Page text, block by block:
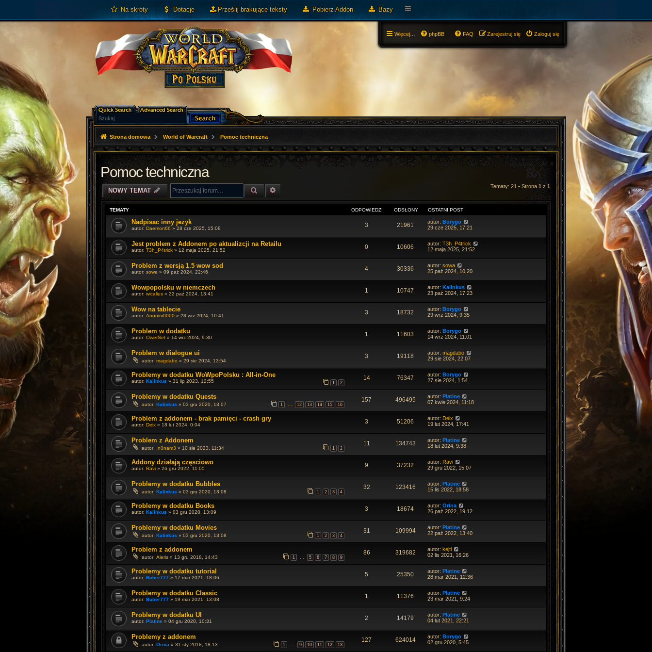
Na skróty Dotacje Prześlij brakujące teksty Pobierz Addon Bazy
Więcej… Zaloguj się
Zarejestruj się
FAQ
phpBB
Strona domowa World of Warcraft Pomoc techniczna
Pomoc techniczna
NOWY TEMAT SZUKAJ Tematy: 21 • Strona 1z 1
TEMATY ODPOWIEDZI ODSŁONY OSTATNI POST
Nadpisac inny jezyk
autor: Daemon66 » 28 cze 2025, 15:08 3 21961 autor: Borygo
29 cze 2025, 17:21
Jest problem z Addonem po aktualizcji na Retailu
autor: T3h_P4trick » 12 maja 2025, 21:52 0 10606 autor: T3h_P4trick
12 maja 2025, 21:52
Problem z wersją 1.5 wow sod
autor: sowa » 09 paź 2024, 22:46 4 30336 autor: sowa
25 paź 2024, 10:20
Wowpopolsku w niemczech
autor: wicalius » 22 paź 2024, 13:41 1 10747 autor: Kalinkus
23 paź 2024, 17:23
Wow na tablecie
autor: Anonim0000 » 28 wrz 2024, 10:41 3 18732 autor: Borygo
29 wrz 2024, 9:35
Problem w dodatku
autor: OwerSet » 14 wrz 2024, 9:30 1 11603 autor: Borygo
14 wrz 2024, 11:01
Problem w dialogue ui
autor: magdabo » 29 sie 2024, 13:54
3 19118 autor: magdabo
29 sie 2024, 22:07
Problemy w dodatku WoWpoPolsku : All-in-One
autor: Kalinkus » 31 lip 2023, 12:55 1 2
14 76347 autor: Borygo
27 sie 2024, 1:54
Problemy w dodatku Quests
autor: Kalinkus » 03 gru 2020, 13:07 1 12 13 14 15 16
157 496495 autor: Platine
07 kwie 2024, 11:18
Problem z addonem - brak pamięci - crash gry
autor: Deix » 18 lut 2024, 0:04 3 51206 autor: Deix
19 lut 2024, 17:41
Problem z Addonem
autor: .n0nam3 » 10 sie 2023, 11:34 1 2
11 134743 autor: Platine
18 lut 2024, 9:38
Addony działają częsciowo
autor: Ravi » 26 gru 2022, 11:05 9 37232 autor: Ravi
29 gru 2022, 15:07
Problemy w dodatku Bubbles
autor: Kalinkus » 03 gru 2020, 13:08 1 2 3 4
32 123416 autor: Platine
15 lis 2022, 18:58
Problemy w dodatku Books
autor: Kalinkus » 03 gru 2020, 13:09 3 18674 autor: Orina
26 paź 2022, 19:12
Problemy w dodatku Movies
autor: Kalinkus » 03 gru 2020, 13:08 1 2 3 4
31 109994 autor: Platine
22 paź 2022, 13:40
Problem z addonem
autor: Aleris » 13 gru 2018, 14:43 1 5 6 7 8 9
86 319682 autor: kejti
02 lis 2021, 16:26
Problemy w dodatku tutorial
autor: Buber777 » 17 mar 2021, 18:06 5 25350 autor: Platine
28 mar 2021, 12:36
Problemy w dodatku Classic
autor: Buber777 » 19 mar 2021, 13:08 1 11376 autor: Platine
23 mar 2021, 9:24
Problemy w dodatku UI
autor: Platine » 04 gru 2020, 10:31 2 14179 autor: Platine
04 lut 2021, 22:21
Problemy z addonem
autor: Orina » 31 sty 2018, 18:13 1 9 10 11 12 13
127 624014 autor: Borygo
02 gru 2020, 5:45